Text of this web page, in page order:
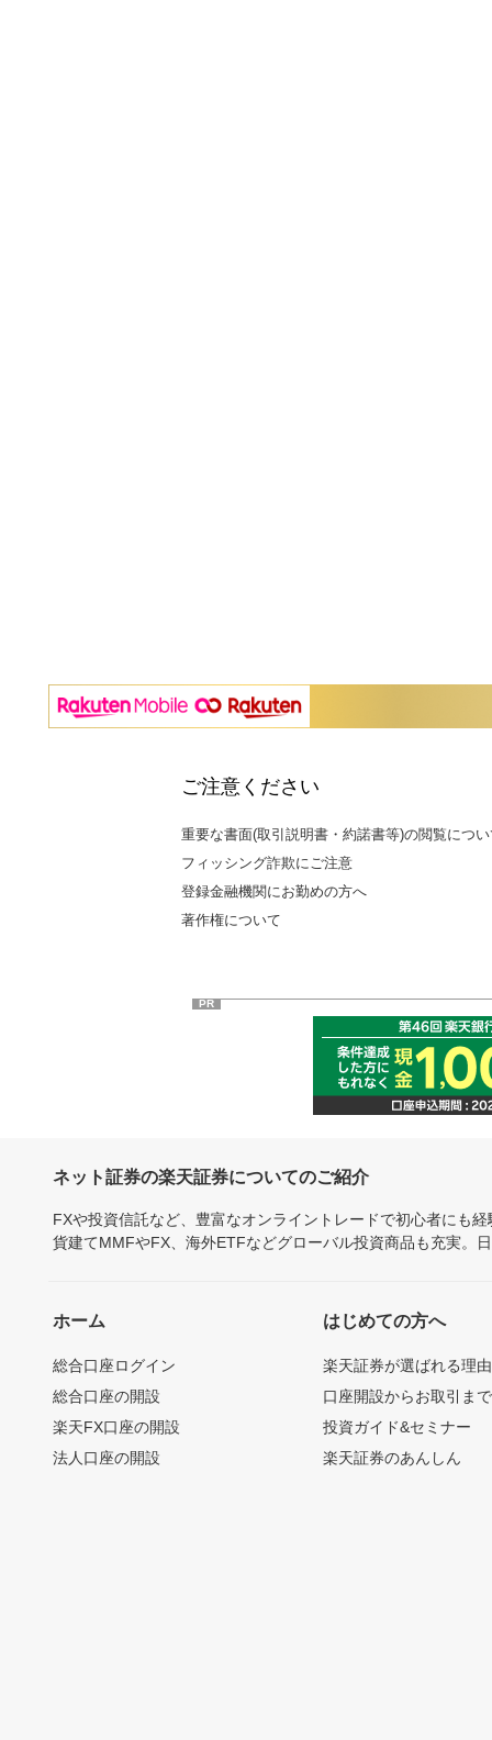
ご注意ください
重要な書面(取引説明書・約諾書等)の閲覧につ
フィッシング詐欺にご注意
登録金融機関にお勤めの方へ
著作権について
PR
ネット証券の楽天証券についてのご紹介
FXや投資信託など、豊富なオンライントレードで初心者にも
貨建てMMFやFX、海外ETFなどグローバル投資商品も充実。
ホーム
総合口座ログイン
総合口座の開設
楽天FX口座の開設
法人口座の開設
はじめての方へ
楽天証券が選ばれる理由
口座開設からお取引ま
投資ガイド&セミナー
楽天証券のあんしん